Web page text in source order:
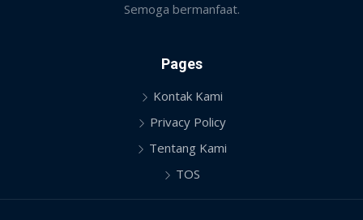
Semoga bermanfaat.
Pages
Kontak Kami
Privacy Policy
Tentang Kami
TOS